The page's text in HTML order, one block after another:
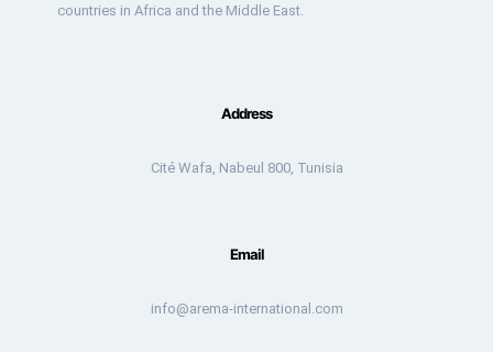
countries in Africa and the Middle East.
Address
Cité Wafa, Nabeul 800, Tunisia
Email
info@arema-international.com